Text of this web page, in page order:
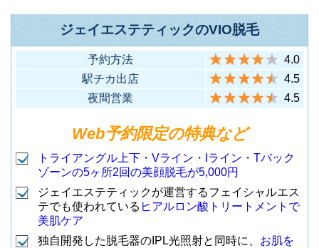
ジェイエステティックのVIO脱毛
予約方法
4.0
駅チカ出店
4.5
夜間営業
4.5
Web予約限定の特典など
トライアングル上下・Vライン・Iライン・Tバック
ゾーンの5ヶ所2回の美顔脱毛が5,000円
ジェイエステティックが運営するフェイシャルエス
テでも使われている ヒアルロン酸トリートメントで
美肌ケア
独自開発した脱毛器のIPL光照射と同時に、 お肌を